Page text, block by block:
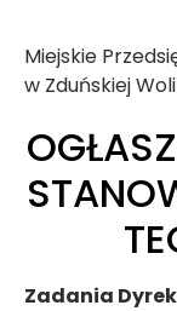
Miejskie
w Zduńskiej
Zadania